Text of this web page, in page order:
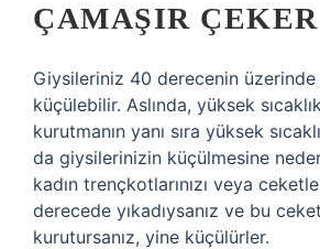
ÇAMAŞIR
Giysileriniz 40 derecenin üzerinde
küçülebilir. Aslında, yüksek
kurutmanın yanı sıra yüksek
da giysilerinizin küçülmesine
kadın trençkotlarınızı veya
derecede yıkadıysanız ve bu
kurutursanız, yine küçülürler.